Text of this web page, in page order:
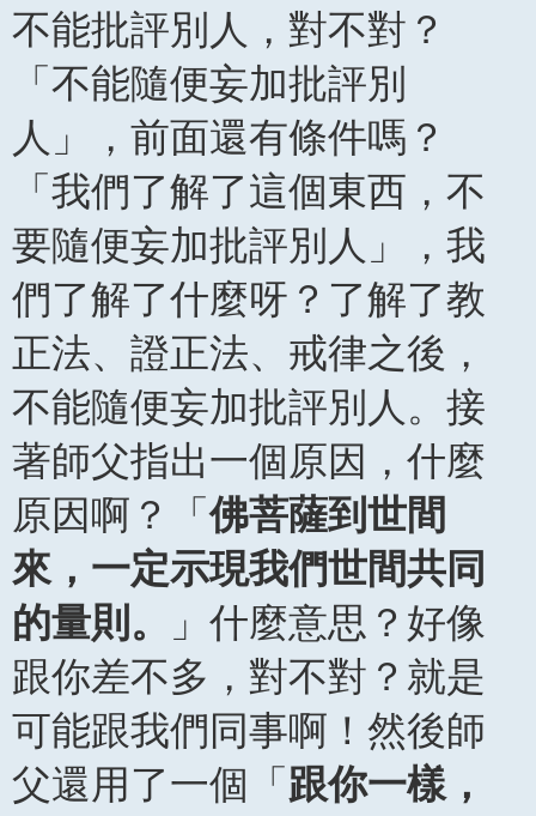
不能批評別人，對不對？
「不能隨便妄加批評別
人」，前面還有條件嗎？
「我們了解了這個東西，不
要隨便妄加批評別人」，我
們了解了什麼呀？了解了教
正法、證正法、戒律之後，
不能隨便妄加批評別人。接
著師父指出一個原因，什麼
原因啊？「佛菩薩到世間
來，一定示現我們世間共同
的量則。
」什麼意思？好像
跟你差不多，對不對？就是
可能跟我們同事啊！然後師
父還用了一個「 跟你一樣，